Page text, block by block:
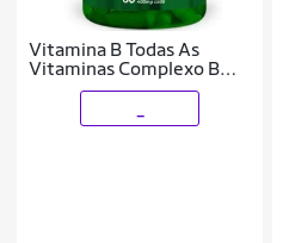
Vitamina B Todas As
Vitaminas Complexo B
Alta Concentração